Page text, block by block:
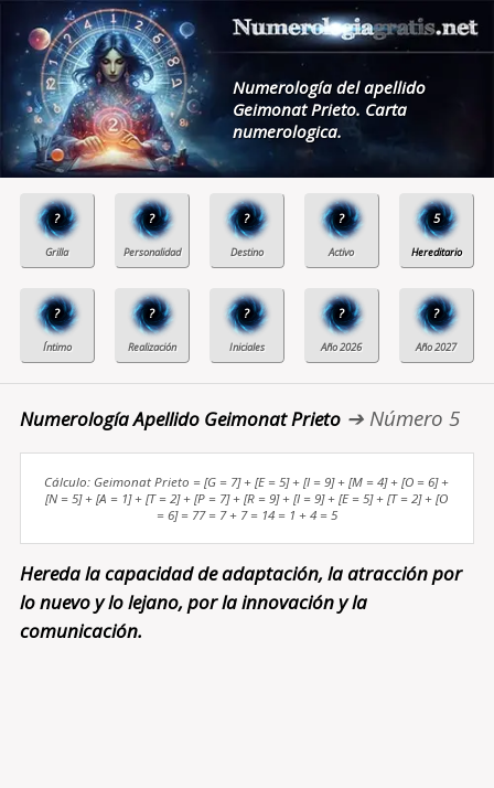
Numerología del apellido
Geimonat Prieto. Carta
numerologica.
? ? ? ? 5
? ? ? ? ?
Numerología Apellido Geimonat Prieto➔ Número 5
Cálculo: Geimonat Prieto = [G = 7] + [E = 5] + [I = 9] + [M = 4] + [O = 6] +
[N = 5] + [A = 1] + [T = 2] + [P = 7] + [R = 9] + [I = 9] + [E = 5] + [T = 2] + [O
= 6] = 77 = 7 + 7 = 14 = 1 + 4 = 5
Hereda la capacidad de adaptación, la atracción por
lo nuevo y lo lejano, por la innovación y la
comunicación.